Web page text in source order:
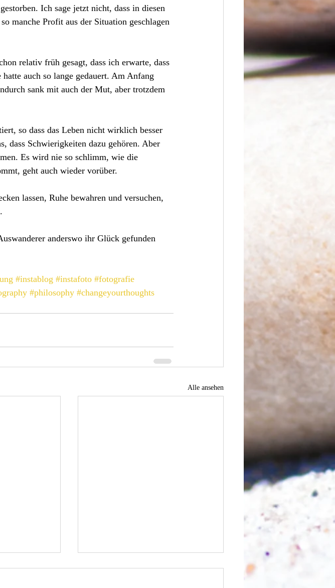
Ich sage jetzt nicht, dass in diesen
manche Profit aus der Situation geschlagen
relativ früh gesagt, dass ich erwarte, dass
auch so lange gedauert. Am Anfang
sank mit auch der Mut, aber trotzdem
so dass das Leben nicht wirklich besser
dass Schwierigkeiten dazu gehören. Aber
Es wird nie so schlimm, wie die
geht auch wieder vorüber.
lassen, Ruhe bewahren und versuchen,
anderswo ihr Glück gefunden
#instablog #instafoto #fotografie
#philosophy #changeyourthoughts
Alle ansehen